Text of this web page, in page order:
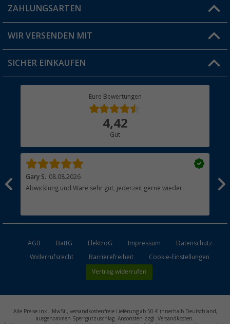
Blog
Jobs & Karriere
FAQ & Kontakt
Versandinformationen
Rücksendung
ZAHLUNGSARTEN
WIR VERSENDEN MIT
SICHER EINKAUFEN
Eure Bewertungen
4,42
Gut
Gary S. 08.08.2026
Abwicklung und Ware sehr gut, jederzeit gerne wieder.
AGB BattG ElektroG Impressum
Datenschutz
Widerrufsrecht
Barrierefreiheit Cookie-Einstellungen
Vertrag widerrufen
Alle Preise inkl. MwSt., versandkostenfreie Lieferung ab 50 € innerhalb Deutschland,
ausgenommen Sperrgutzuschlag. Ansonsten zzgl. Versandkosten.